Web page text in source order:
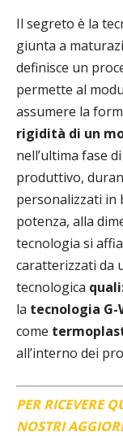
Il segreto è la
giunta a
definisce un
permette al
assumere la
rigidità di un
nell’ultima fase
produttivo,
personalizzati in
potenza, alla
tecnologia si
caratterizzati da
tecnologica
la tecnologia G-
come
all’interno dei
PER RICEVERE
NOSTRI